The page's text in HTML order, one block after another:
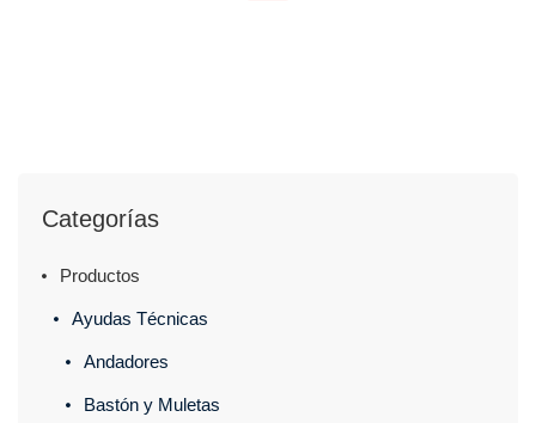
Categorías
Productos
Ayudas Técnicas
Andadores
Bastón y Muletas